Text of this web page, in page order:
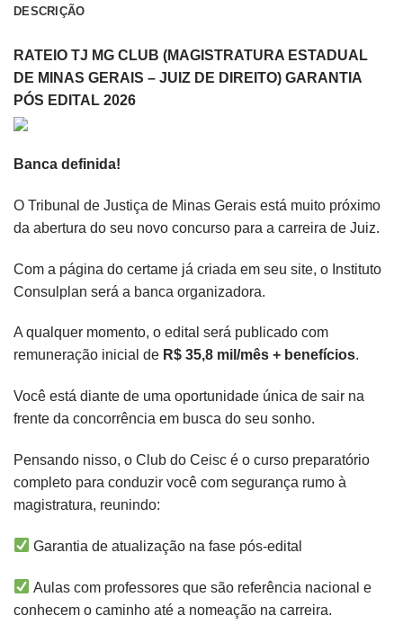
DESCRIÇÃO
RATEIO TJ MG CLUB (MAGISTRATURA ESTADUAL
DE MINAS GERAIS – JUIZ DE DIREITO) GARANTIA
PÓS EDITAL 2026
Banca definida!
O Tribunal de Justiça de Minas Gerais está muito próximo
da abertura do seu novo concurso para a carreira de Juiz.
Com a página do certame já criada em seu site, o Instituto
Consulplan será a banca organizadora.
A qualquer momento, o edital será publicado com
remuneração inicial de R$ 35,8 mil/mês + benefícios.
Você está diante de uma oportunidade única de sair na
frente da concorrência em busca do seu sonho.
Pensando nisso, o Club do Ceisc é o curso preparatório
completo para conduzir você com segurança rumo à
magistratura, reunindo:
Garantia de atualização na fase pós-edital
Aulas com professores que são referência nacional e
conhecem o caminho até a nomeação na carreira.